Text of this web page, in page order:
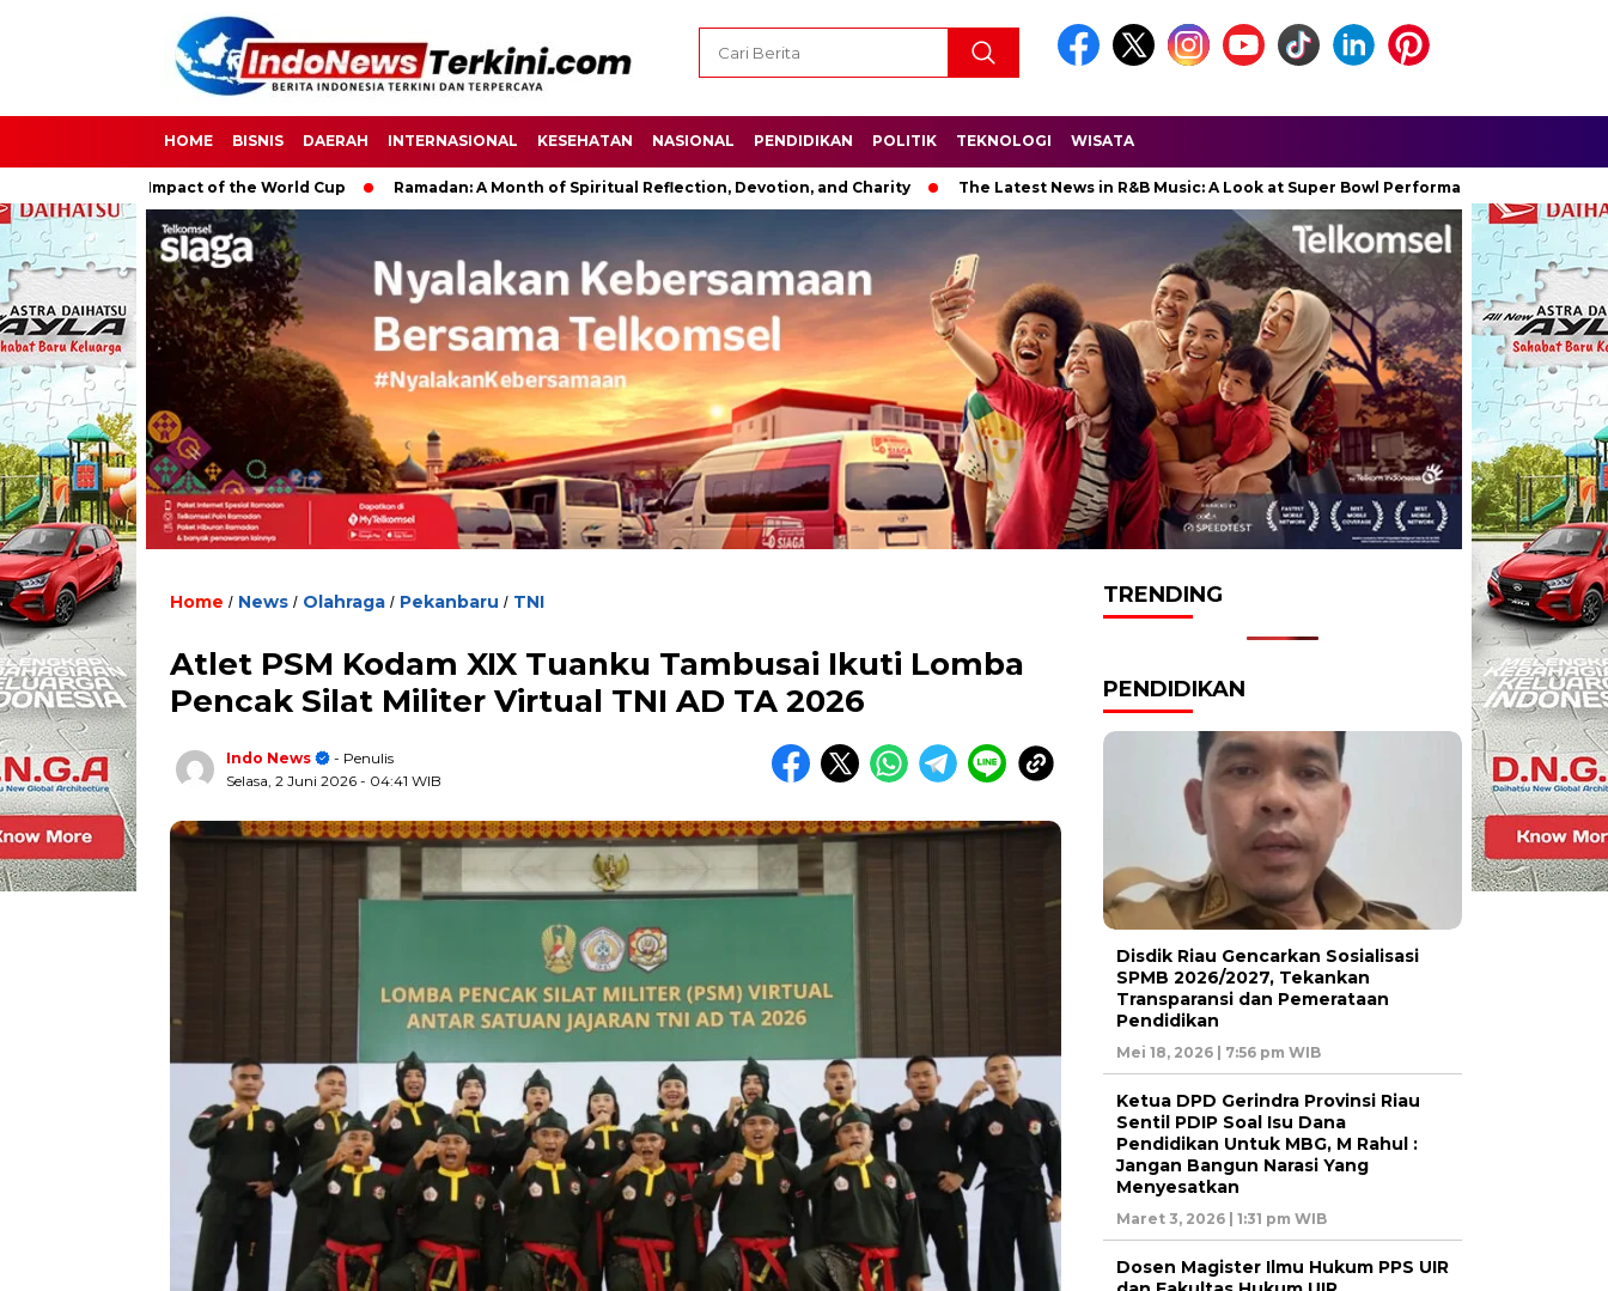
HOME BISNIS DAERAH INTERNASIONAL KESEHATAN NASIONAL PENDIDIKAN POLITIK TEKNOLOGI WISATA
Impact of the World Cup Ramadan: A Month of Spiritual Reflection, Devotion, and Charity The Latest News in R&B Music: A Look at Super Bowl Performances, New Albums, Rising
Home / News / Olahraga / Pekanbaru / TNI
Atlet PSM Kodam XIX Tuanku Tambusai Ikuti Lomba
Pencak Silat Militer Virtual TNI AD TA 2026
Indo News
- Penulis
Selasa, 2 Juni 2026 - 04:41 WIB
TRENDING
PENDIDIKAN
Disdik Riau Gencarkan Sosialisasi
SPMB 2026/2027, Tekankan
Transparansi dan Pemerataan
Pendidikan
Mei 18, 2026 | 7:56 pm WIB
Ketua DPD Gerindra Provinsi Riau
Sentil PDIP Soal Isu Dana
Pendidikan Untuk MBG, M Rahul :
Jangan Bangun Narasi Yang
Menyesatkan
Maret 3, 2026 | 1:31 pm WIB
Dosen Magister Ilmu Hukum PPS UIR